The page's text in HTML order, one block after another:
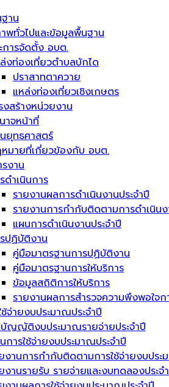
าน
พทั่วไปและข้อมูลพื้นฐาน
การจัดตั้ง อบต.
งท่องเที่ยวตำบลบักได
ปราสาทตาควาย
แหล่งท่องเที่ยวเชิงเกษตร
งสร้างหน่วยงาน
าจหน้าที่
ยุทธศาสตร์
มายที่เกี่ยวข้องกับ อบต.
งาน
ดำเนินการ
รายงานผลการดำเนินงานประจำปี
รายงานการกำกับติดตามการดำเนิน
แผนการดำเนินงานประจำปี
ปฏิบัติงาน
คู่มือมาตรฐานการปฏิบัติงาน
คู่มือมาตรฐานการให้บริการ
ข้อมูลสถิติการให้บริการ
รายงานผลการสำรวจความพึงพอใจก
จ่ายงบประมาณประจำปี
ญญัติงบประมาณรายจ่ายประจำปี
การใช้จ่ายงบประมาณประจำปี
งานการกำกับติดตามการใช้จ่ายงบปร
งานรายรับ รายจ่ายและงบทดลองประจ